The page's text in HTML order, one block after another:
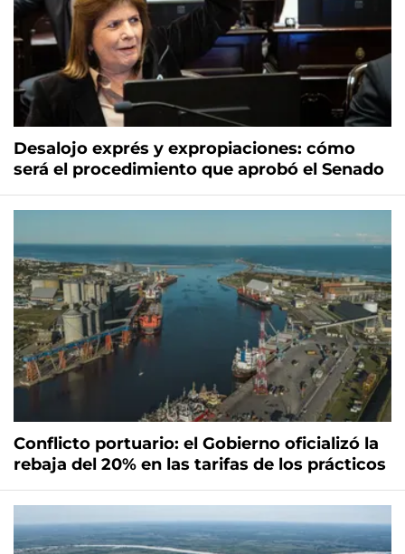
Desalojo exprés y expropiaciones: cómo
será el procedimiento que aprobó el Senado
Conflicto portuario: el Gobierno oficializó la
rebaja del 20% en las tarifas de los prácticos